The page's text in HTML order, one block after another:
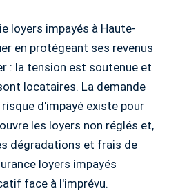
loyers impayés à Haute-
en protégeant ses revenus
: la tension est soutenue et
locataires. La demande
d'impayé existe pour
les loyers non réglés et,
dégradations et frais de
loyers impayés
face à l'imprévu.